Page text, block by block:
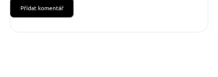
Přidat komentář